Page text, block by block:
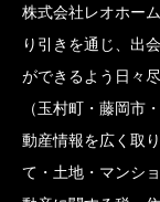
株式会社レオホー
り引きを通じ、出
ができるよう日々
（玉村町・藤岡市
動産情報を広く取
て・土地・マンシ